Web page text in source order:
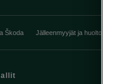
Škoda Jälleenmyyjät ja huolto